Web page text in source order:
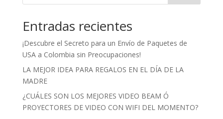
Entradas recientes
¡Descubre el Secreto para un Envío de Paquetes de
USA a Colombia sin Preocupaciones!
LA MEJOR IDEA PARA REGALOS EN EL DÍA DE LA
MADRE
¿CUÁLES SON LOS MEJORES VIDEO BEAM Ó
PROYECTORES DE VIDEO CON WIFI DEL MOMENTO?